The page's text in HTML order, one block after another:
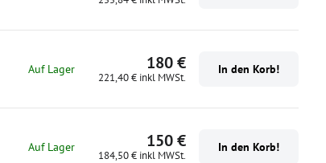
Auf Lager 180 €
221,40 € inkl MWSt.
In den Korb!
Auf Lager 150 €
184,50 € inkl MWSt.
In den Korb!